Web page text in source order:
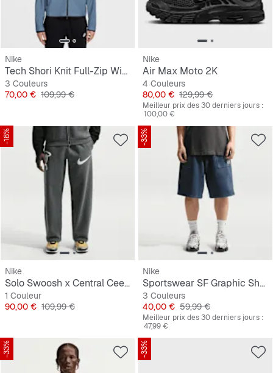
Nike
Tech Shori Knit Full-Zip Windrunner Jacket
3 Couleurs
Prix
70,00 € Prix original
109,99 €
Nike
Air Max Moto 2K
4 Couleurs
Prix
80,00 € Prix original
129,99 €
Meilleur prix des 30 derniers jours :
100,00 €
-18%
Nike
Solo Swoosh x Central Cee Fleece Open Hem Pant
1 Couleur
Prix
90,00 € Prix original
109,99 €
-33%
Nike
Sportswear SF Graphic Short
3 Couleurs
Prix
40,00 € Prix original
59,99 €
Meilleur prix des 30 derniers jours :
47,99 €
-33% -33%